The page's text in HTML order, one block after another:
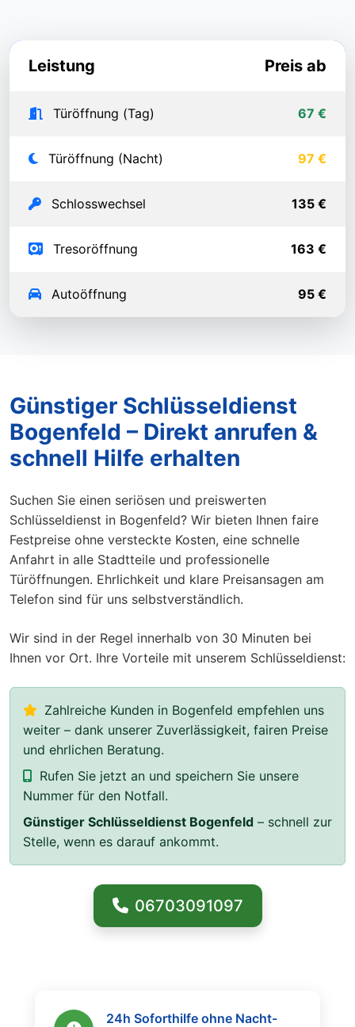
Leistung Preis ab
Türöffnung (Tag) 67 €
Türöffnung (Nacht) 97 €
Schlosswechsel 135 €
Tresoröffnung 163 €
Autoöffnung 95 €
Günstiger Schlüsseldienst
Bogenfeld – Direkt anrufen &
schnell Hilfe erhalten
Suchen Sie einen seriösen und preiswerten
Schlüsseldienst in Bogenfeld? Wir bieten Ihnen faire
Festpreise ohne versteckte Kosten, eine schnelle
Anfahrt in alle Stadtteile und professionelle
Türöffnungen. Ehrlichkeit und klare Preisansagen am
Telefon sind für uns selbstverständlich.
Wir sind in der Regel innerhalb von 30 Minuten bei
Ihnen vor Ort. Ihre Vorteile mit unserem Schlüsseldienst:
Zahlreiche Kunden in Bogenfeld empfehlen uns
weiter – dank unserer Zuverlässigkeit, fairen Preise
und ehrlichen Beratung.
Rufen Sie jetzt an und speichern Sie unsere
Nummer für den Notfall.
Günstiger Schlüsseldienst Bogenfeld – schnell zur
Stelle, wenn es darauf ankommt.
06703091097
24h Soforthilfe ohne Nacht-